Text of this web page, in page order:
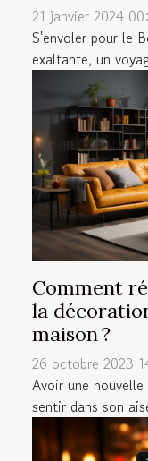
21 janvier 2024
S'envoler pour le
exaltante, un
Comment
la
maison ?
26 octobre 2023
Avoir une
sentir dans son